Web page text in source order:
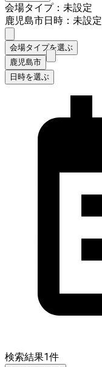
会場タイプ：未設定
鹿児島市日時：未設定
会場タイプを選ぶ
鹿児島市
日時を選ぶ
検索結果1件